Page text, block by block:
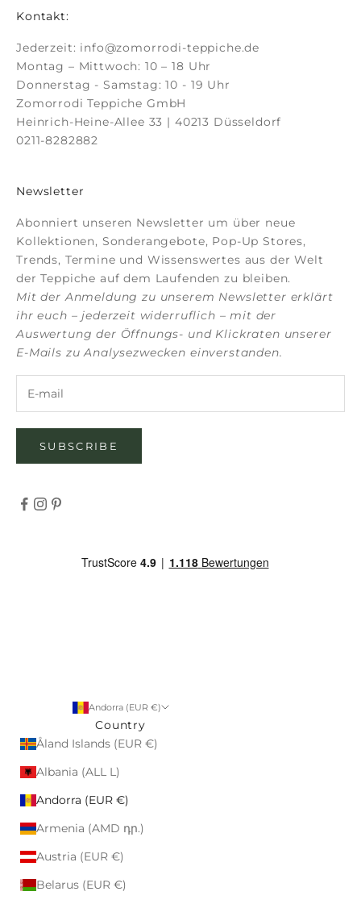
Kontakt:
Jederzeit: info@zomorrodi-teppiche.de
Montag – Mittwoch: 10 – 18 Uhr
Donnerstag - Samstag: 10 - 19 Uhr
Zomorrodi Teppiche GmbH
Heinrich-Heine-Allee 33 | 40213 Düsseldorf
0211-8282882
Newsletter
Abonniert unseren Newsletter um über neue
Kollektionen, Sonderangebote, Pop-Up Stores,
Trends, Termine und Wissenswertes aus der Welt
der Teppiche auf dem Laufenden zu bleiben.
Mit der Anmeldung zu unserem Newsletter erklärt
ihr euch – jederzeit widerruflich – mit der
Auswertung der Öffnungs- und Klickraten unserer
E-Mails zu Analysezwecken einverstanden.
SUBSCRIBE
Andorra (EUR €)
Country
Åland Islands (EUR €)
Albania (ALL L)
Andorra (EUR €)
Armenia (AMD դր.)
Austria (EUR €)
Belarus (EUR €)